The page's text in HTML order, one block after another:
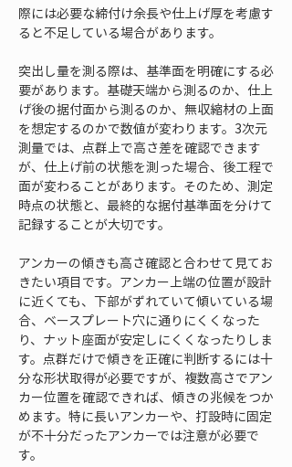
際には必要な締付け余長や仕上げ厚を考慮す
ると不足している場合があります。
突出し量を測る際は、基準面を明確にする必
要があります。基礎天端から測るのか、仕上
げ後の据付面から測るのか、無収縮材の上面
を想定するのかで数値が変わります。3次元
測量では、点群上で高さ差を確認できます
が、仕上げ前の状態を測った場合、後工程で
面が変わることがあります。そのため、測定
時点の状態と、最終的な据付基準面を分けて
記録することが大切です。
アンカーの傾きも高さ確認と合わせて見てお
きたい項目です。アンカー上端の位置が設計
に近くても、下部がずれていて傾いている場
合、ベースプレート穴に通りにくくなった
り、ナット座面が安定しにくくなったりしま
す。点群だけで傾きを正確に判断するには十
分な形状取得が必要ですが、複数高さでアン
カー位置を確認できれば、傾きの兆候をつか
めます。特に長いアンカーや、打設時に固定
が不十分だったアンカーでは注意が必要で
す。